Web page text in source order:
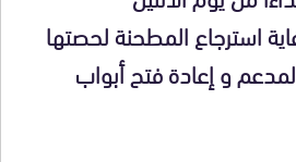
و إعادة فتح أبواب